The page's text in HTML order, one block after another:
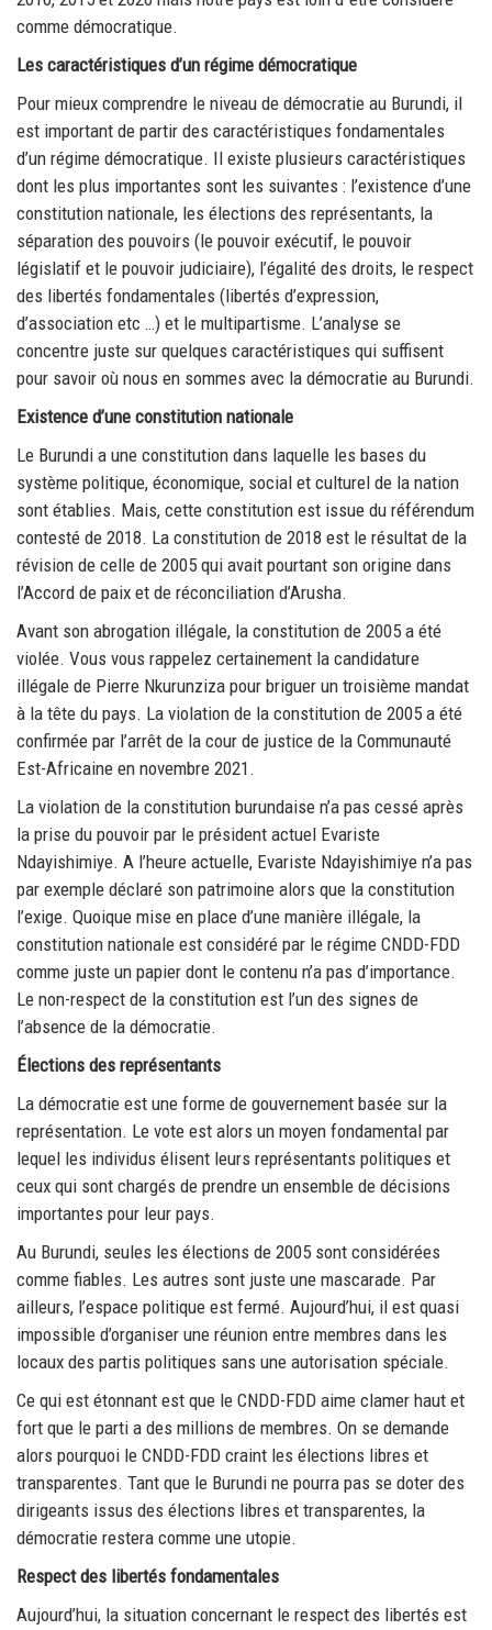
comme démocratique.
Les caractéristiques d’un régime démocratique
Pour mieux comprendre le niveau de démocratie au Burundi, il
est important de partir des caractéristiques fondamentales
d’un régime démocratique. Il existe plusieurs caractéristiques
dont les plus importantes sont les suivantes : l’existence d’une
constitution nationale, les élections des représentants, la
séparation des pouvoirs (le pouvoir exécutif, le pouvoir
législatif et le pouvoir judiciaire), l’égalité des droits, le respect
des libertés fondamentales (libertés d’expression,
d’association etc …) et le multipartisme. L’analyse se
concentre juste sur quelques caractéristiques qui suffisent
pour savoir où nous en sommes avec la démocratie au Burundi.
Existence d’une constitution nationale
Le Burundi a une constitution dans laquelle les bases du
système politique, économique, social et culturel de la nation
sont établies. Mais, cette constitution est issue du référendum
contesté de 2018. La constitution de 2018 est le résultat de la
révision de celle de 2005 qui avait pourtant son origine dans
l’Accord de paix et de réconciliation d’Arusha.
Avant son abrogation illégale, la constitution de 2005 a été
violée. Vous vous rappelez certainement la candidature
illégale de Pierre Nkurunziza pour briguer un troisième mandat
à la tête du pays. La violation de la constitution de 2005 a été
confirmée par l’arrêt de la cour de justice de la Communauté
Est-Africaine en novembre 2021.
La violation de la constitution burundaise n’a pas cessé après
la prise du pouvoir par le président actuel Evariste
Ndayishimiye. A l’heure actuelle, Evariste Ndayishimiye n’a pas
par exemple déclaré son patrimoine alors que la constitution
l’exige. Quoique mise en place d’une manière illégale, la
constitution nationale est considéré par le régime CNDD-FDD
comme juste un papier dont le contenu n’a pas d’importance.
Le non-respect de la constitution est l’un des signes de
l’absence de la démocratie.
Élections des représentants
La démocratie est une forme de gouvernement basée sur la
représentation. Le vote est alors un moyen fondamental par
lequel les individus élisent leurs représentants politiques et
ceux qui sont chargés de prendre un ensemble de décisions
importantes pour leur pays.
Au Burundi, seules les élections de 2005 sont considérées
comme fiables. Les autres sont juste une mascarade. Par
ailleurs, l’espace politique est fermé. Aujourd’hui, il est quasi
impossible d’organiser une réunion entre membres dans les
locaux des partis politiques sans une autorisation spéciale.
Ce qui est étonnant est que le CNDD-FDD aime clamer haut et
fort que le parti a des millions de membres. On se demande
alors pourquoi le CNDD-FDD craint les élections libres et
transparentes. Tant que le Burundi ne pourra pas se doter des
dirigeants issus des élections libres et transparentes, la
démocratie restera comme une utopie.
Respect des libertés fondamentales
Aujourd’hui, la situation concernant le respect des libertés est